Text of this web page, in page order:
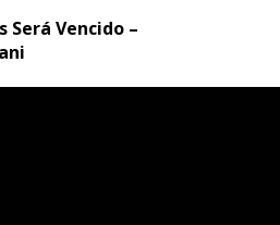
Será Vencido –